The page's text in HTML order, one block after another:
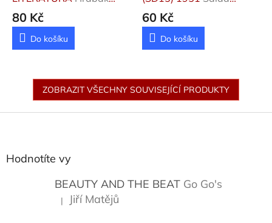
Josef
80 Kč
Do košíku
František Xaver
60 Kč
Do košíku
ZOBRAZIT VŠECHNY SOUVISEJÍCÍ PRODUKTY
Hodnotíte vy
BEAUTY AND THE BEAT Go Go's
Hodnocení produktu je 5 z 5 hvězdiček.
| Jiří Matějů